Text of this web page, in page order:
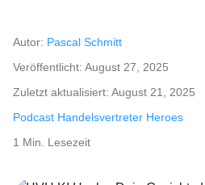
Autor: Pascal Schmitt
Veröffentlicht: August 27, 2025
Zuletzt aktualisiert: August 21, 2025
Podcast Handelsvertreter Heroes
1 Min. Lesezeit